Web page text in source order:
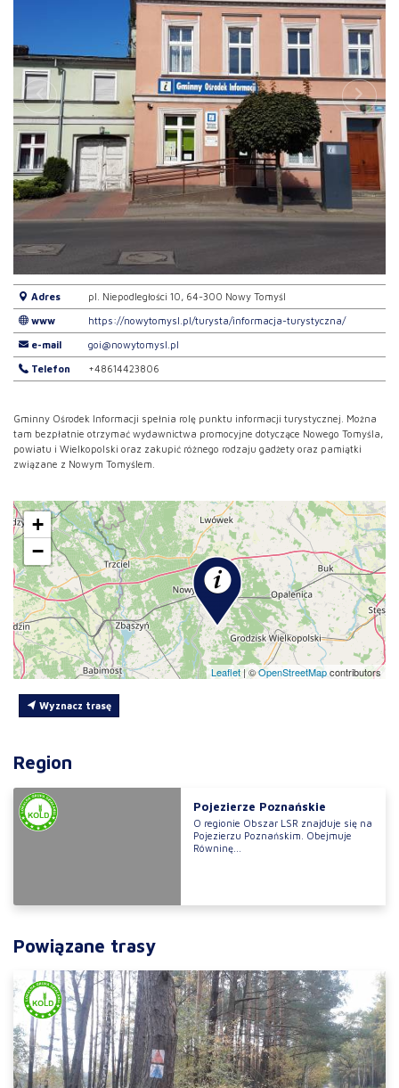
Adres pl. Niepodległości 10, 64-300 Nowy Tomyśl
www https://nowytomysl.pl/turysta/informacja-turystyczna/
e-mail goi@nowytomysl.pl
Telefon +48614423806
Gminny Ośrodek Informacji spełnia rolę punktu informacji turystycznej. Można
tam bezpłatnie otrzymać wydawnictwa promocyjne dotyczące Nowego Tomyśla,
powiatu i Wielkopolski oraz zakupić różnego rodzaju gadżety oraz pamiątki
związane z Nowym Tomyślem.
+
−
Leaflet | ©OpenStreetMapcontributors
Wyznacz trasę
Region
Pojezierze Poznańskie
O regionie Obszar LSR znajduje się na
Pojezierzu Poznańskim. Obejmuje
Równinę...
Powiązane trasy